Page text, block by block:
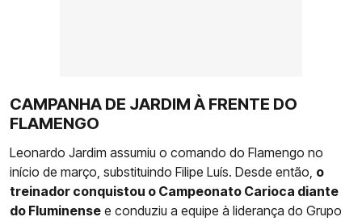
CAMPANHA DE JARDIM À FRENTE DO
FLAMENGO
Leonardo Jardim assumiu o comando do Flamengo no
início de março, substituindo Filipe Luís. Desde então, o
treinador conquistou o Campeonato Carioca diante
do Fluminense e conduziu a equipe à liderança do Grupo